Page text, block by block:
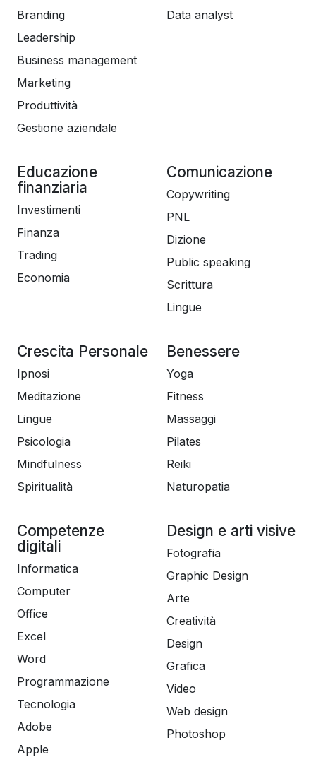
Branding
Leadership
Business management
Marketing
Produttività
Gestione aziendale
Data analyst
Educazione
finanziaria
Investimenti
Finanza
Trading
Economia
Comunicazione
Copywriting
PNL
Dizione
Public speaking
Scrittura
Lingue
Crescita Personale
Ipnosi
Meditazione
Lingue
Psicologia
Mindfulness
Spiritualità
Benessere
Yoga
Fitness
Massaggi
Pilates
Reiki
Naturopatia
Competenze
digitali
Informatica
Computer
Office
Excel
Word
Programmazione
Tecnologia
Adobe
Apple
Design e arti visive
Fotografia
Graphic Design
Arte
Creatività
Design
Grafica
Video
Web design
Photoshop